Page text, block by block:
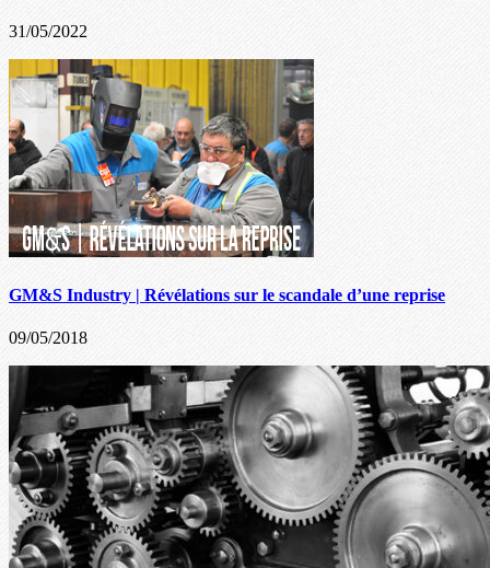
31/05/2022
GM&S Industry | Révélations sur le scandale d’une reprise
09/05/2018